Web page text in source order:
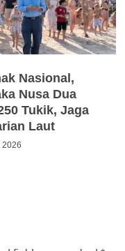
Nasional,
Nusa Dua
Tukik, Jaga
Laut
2026